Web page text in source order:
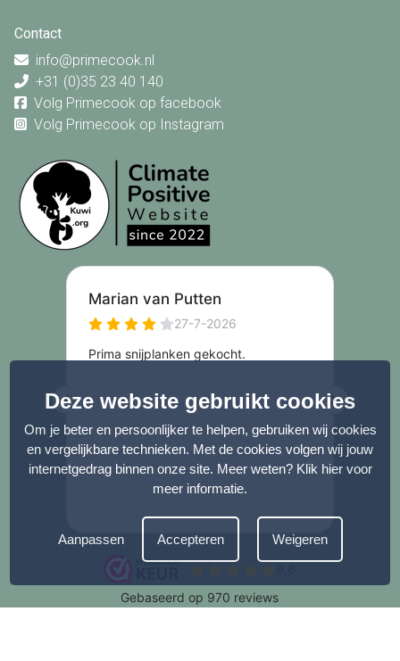
Contact
info@primecook.nl
+31 (0)35 23 40 140
Volg Primecook op facebook
Volg Primecook op Instagram
Deze website gebruikt cookies
Om je beter en persoonlijker te helpen, gebruiken wij cookies
en vergelijkbare technieken. Met de cookies volgen wij jouw
internetgedrag binnen onze site. Meer weten? Klik hier voor
meer informatie.
Aanpassen Accepteren Weigeren